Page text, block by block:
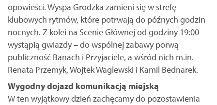
opowieści. Wyspa Grodzka zamieni się w strefę
klubowych rytmów, które potrwają do późnych godzin
nocnych. Z kolei na Scenie Głównej od godziny 19:00
wystąpią gwiazdy – do wspólnej zabawy porwą
publiczność Banach i Przyjaciele, a wśród nich m.in.
Renata Przemyk, Wojtek Waglewski i Kamil Bednarek.
Wygodny dojazd komunikacją miejską
W ten wyjątkowy dzień zachęcamy do pozostawienia